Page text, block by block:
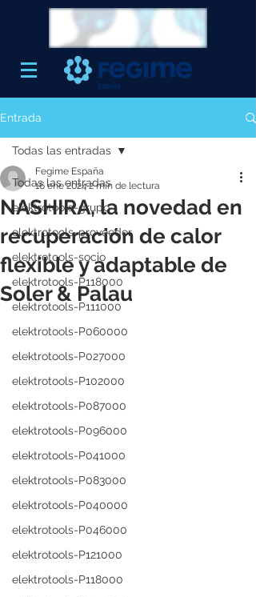
Entrada
Todas las entradas
elektrotools-grupo
elektrotools-proveedor
elektrotools-socio
elektrotools-P118000
elektrotools-P111000
elektrotools-P060000
elektrotools-P027000
elektrotools-P102000
elektrotools-P087000
elektrotools-P096000
elektrotools-P041000
elektrotools-P083000
elektrotools-P040000
elektrotools-P046000
elektrotools-P121000
elektrotools-P118000
Todas las entradas
NASHIRA, la novedad en
recuperación de calor
flexible y adaptable de
Soler & Palau
Fegime España
16 ene 20242 min de lectura